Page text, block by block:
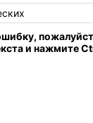
и нажмите